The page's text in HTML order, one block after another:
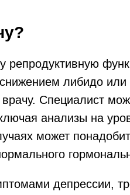
репродуктивную
либидо или
Специалист
анализы на
может
депрессии,